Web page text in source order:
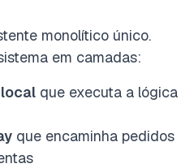
monolítico único.
em camadas:
que executa a lógica
que encaminha pedidos